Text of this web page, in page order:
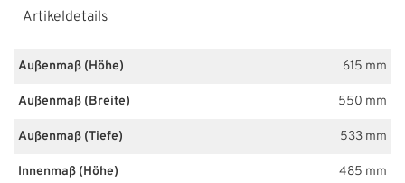
Artikeldetails
Außenmaß (Höhe) 615 mm
Außenmaß (Breite) 550 mm
Außenmaß (Tiefe) 533 mm
Innenmaß (Höhe) 485 mm